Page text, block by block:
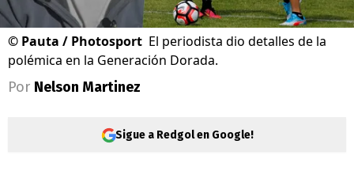
© Pauta / Photosport El periodista dio detalles de la
polémica en la Generación Dorada.
Por Nelson Martinez
Sigue a Redgol en Google!